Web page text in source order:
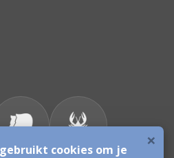
×
cookies om je